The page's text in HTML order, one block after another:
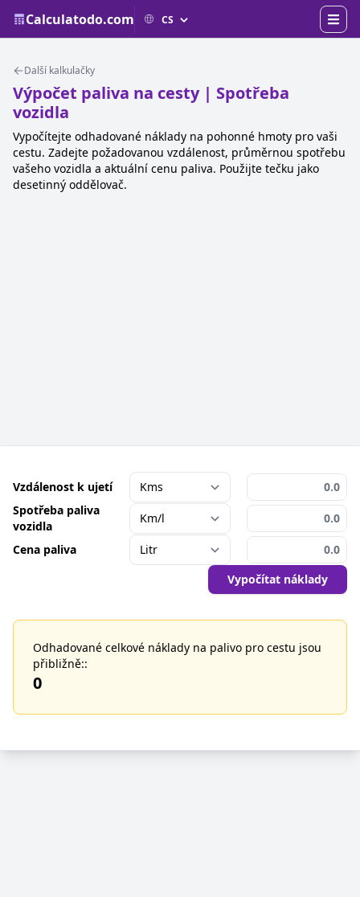
Calculatodo.com
Další kalkulačky
Výpočet paliva na cesty | Spotřeba
vozidla
Vypočítejte odhadované náklady na pohonné hmoty pro vaši
cestu. Zadejte požadovanou vzdálenost, průměrnou spotřebu
vašeho vozidla a aktuální cenu paliva. Použijte tečku jako
desetinný oddělovač.
Vzdálenost k ujetí
Spotřeba paliva
vozidla
Cena paliva
Vypočítat náklady
Odhadované celkové náklady na palivo pro cestu jsou
přibližně::
0